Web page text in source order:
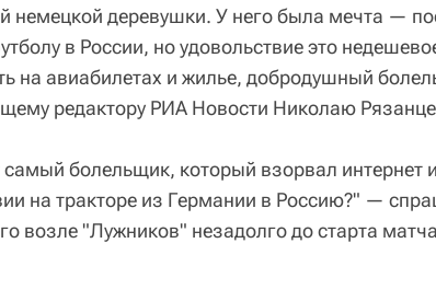
немецкой деревушки. У него была мечта —
в России, но удовольствие это
на авиабилетах и жилье, добродушный
редактору РИА Новости Николаю
болельщик, который взорвал интернет
на тракторе из Германии в Россию?" —
возле "Лужников" незадолго до старта